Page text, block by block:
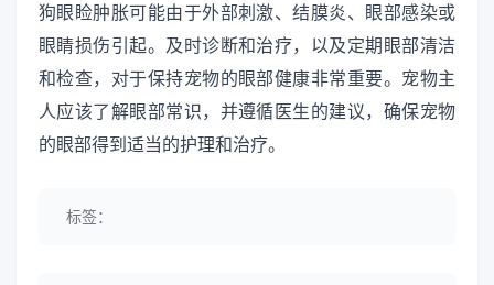
狗眼睑肿胀可能由于外部刺激、结膜炎、眼部感染或
眼睛损伤引起。及时诊断和治疗，以及定期眼部清洁
和检查，对于保持宠物的眼部健康非常重要。宠物主
人应该了解眼部常识，并遵循医生的建议，确保宠物
的眼部得到适当的护理和治疗。
标签：